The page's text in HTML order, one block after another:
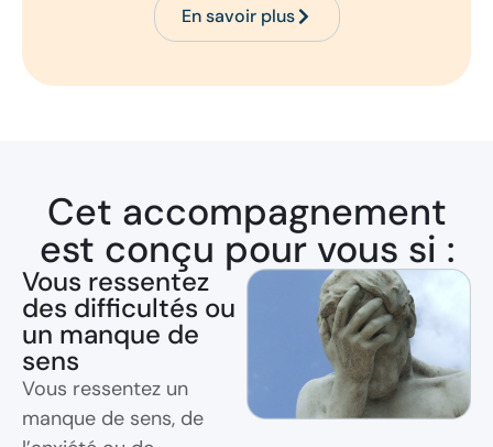
En savoir plus
Cet accompagnement
est conçu pour vous si :
Vous ressentez
des difficultés ou
un manque de
sens
Vous ressentez un
manque de sens, de